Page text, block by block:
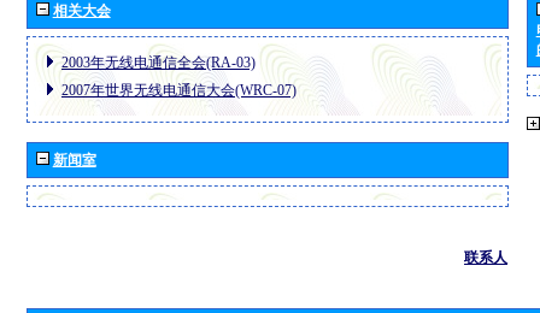
相关大会
2003年无线电通信全会(RA-03)
2007年世界无线电通信大会(WRC-07)
新闻室
联系人